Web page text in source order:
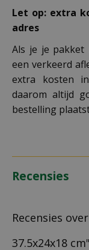
Let op: extra
adres
Als je je
een verkeerd
extra kosten
daarom altijd
bestelling
Recensies
Recensies
37.5x24x18 cm"